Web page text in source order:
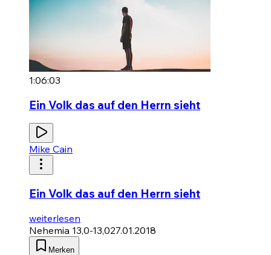
1:06:03
Ein Volk das auf den Herrn sieht
Mike Cain
Ein Volk das auf den Herrn sieht
weiterlesen
Nehemia 13,0-13,027.01.2018
Merken